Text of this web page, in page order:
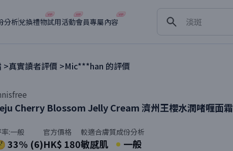
分析兌換禮物試用活動會員專屬內容
淡斑
>真實讀者評價 >Mic***han 的評價
Cherry Blossom Jelly Cream 濟州王櫻水潤啫喱面霜
:一般
33% (6)
官方價格
HK$ 180
較適合膚質
敏感肌
成份分析
一般